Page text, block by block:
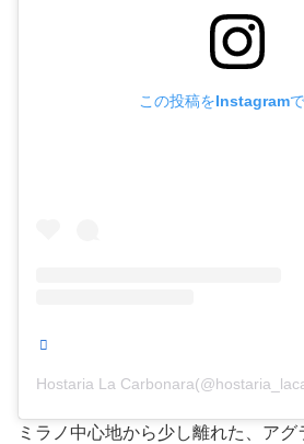
この投稿をInstagram
ミラノ中心地から少し離れた、ア